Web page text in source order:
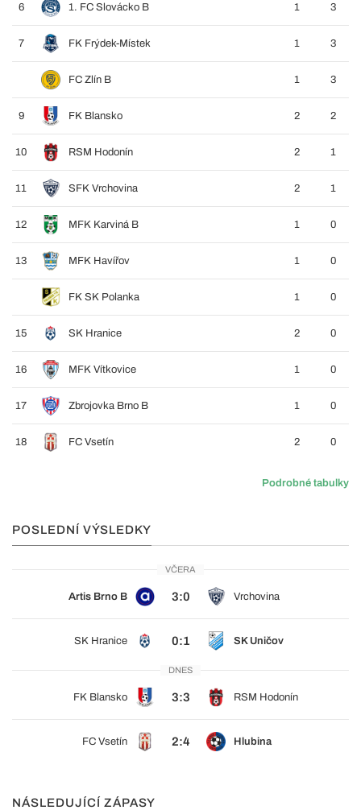
6 1. FC Slovácko B 1 3
7 FK Frýdek-Místek 1 3
FC Zlín B 1 3
9 FK Blansko 2 2
10 RSM Hodonín 2 1
11 SFK Vrchovina 2 1
12 MFK Karviná B 1 0
13 MFK Havířov 1 0
FK SK Polanka 1 0
15 SK Hranice 2 0
16 MFK Vítkovice 1 0
17 Zbrojovka Brno B 1 0
18 FC Vsetín 2 0
Podrobné tabulky
POSLEDNÍ VÝSLEDKY
VČERA
Artis Brno B 3:0 Vrchovina
SK Hranice 0:1 SK Uničov
DNES
FK Blansko 3:3 RSM Hodonín
FC Vsetín 2:4 Hlubina
NÁSLEDUJÍCÍ ZÁPASY